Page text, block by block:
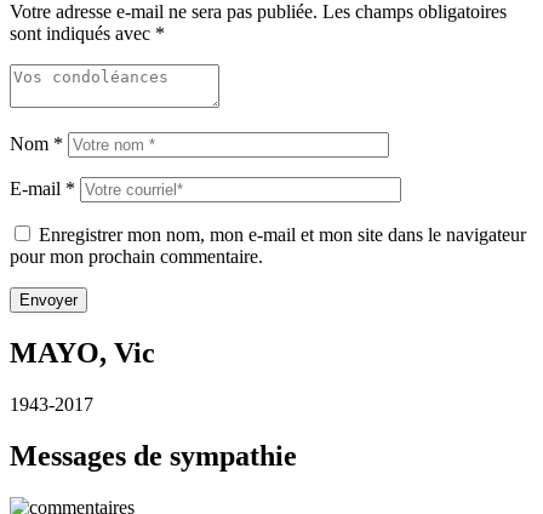
Votre adresse e-mail ne sera pas publiée. Les champs obligatoires
sont indiqués avec *
Nom *
E-mail *
Enregistrer mon nom, mon e-mail et mon site dans le navigateur
pour mon prochain commentaire.
MAYO, Vic
1943-2017
Messages de sympathie